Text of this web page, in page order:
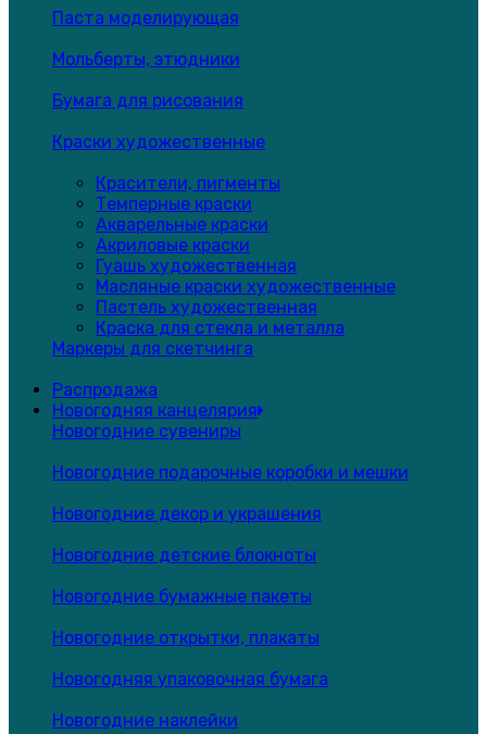
Паста моделирующая
Мольберты, этюдники
Бумага для рисования
Краски художественные
Красители, пигменты
Темперные краски
Акварельные краски
Акриловые краски
Гуашь художественная
Масляные краски художественные
Пастель художественная
Краска для стекла и металла
Маркеры для скетчинга
Распродажа
Новогодняя канцелярия
Новогодние сувениры
Новогодние подарочные коробки и мешки
Новогодние декор и украшения
Новогодние детские блокноты
Новогодние бумажные пакеты
Новогодние открытки, плакаты
Новогодняя упаковочная бумага
Новогодние наклейки